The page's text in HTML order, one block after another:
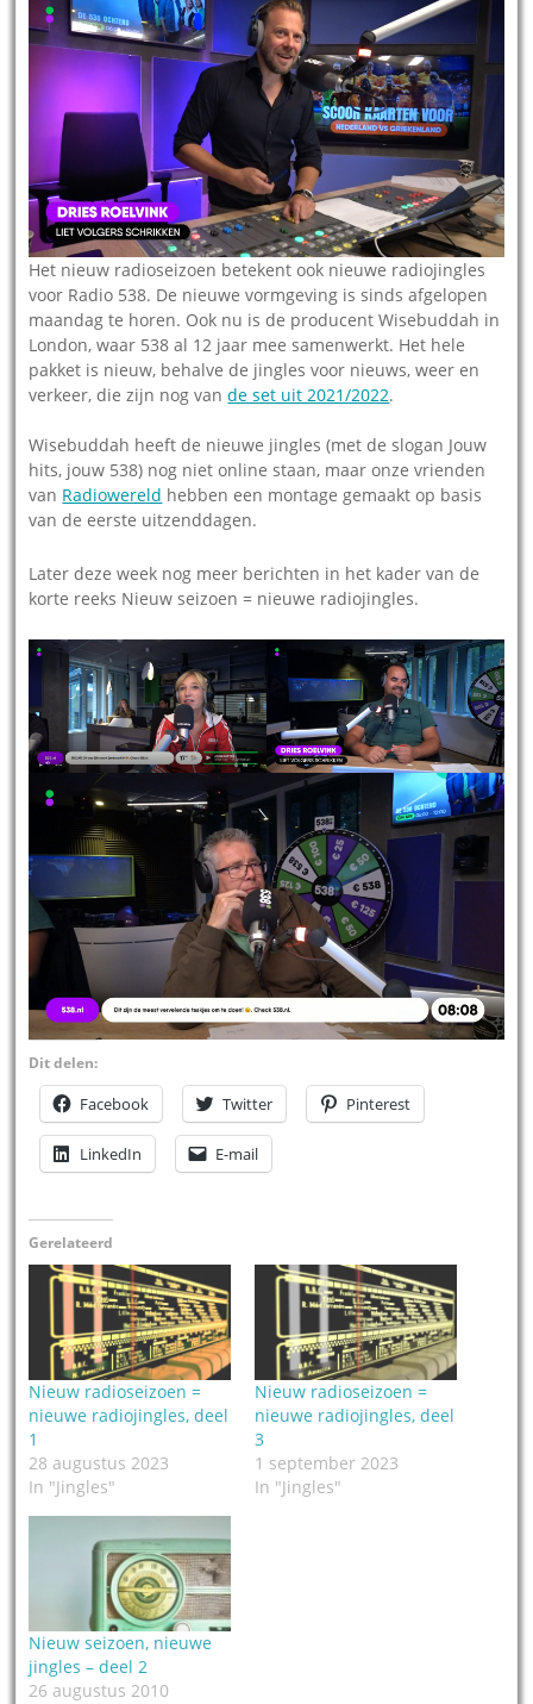
Het nieuw radioseizoen betekent ook nieuwe radiojingles
voor Radio 538. De nieuwe vormgeving is sinds afgelopen
maandag te horen. Ook nu is de producent Wisebuddah in
London, waar 538 al 12 jaar mee samenwerkt. Het hele
pakket is nieuw, behalve de jingles voor nieuws, weer en
verkeer, die zijn nog vande set uit 2021/2022.
Wisebuddah heeft de nieuwe jingles (met de slogan Jouw
hits, jouw 538) nog niet online staan, maar onze vrienden
van Radiowereld hebben een montage gemaakt op basis
van de eerste uitzenddagen.
Later deze week nog meer berichten in het kader van de
korte reeks Nieuw seizoen = nieuwe radiojingles.
Dit delen:
Facebook Twitter Pinterest
LinkedIn E-mail
Gerelateerd
Nieuw radioseizoen =
nieuwe radiojingles, deel
1
28 augustus 2023
In "Jingles"
Nieuw radioseizoen =
nieuwe radiojingles, deel
3
1 september 2023
In "Jingles"
Nieuw seizoen, nieuwe
jingles – deel 2
26 augustus 2010